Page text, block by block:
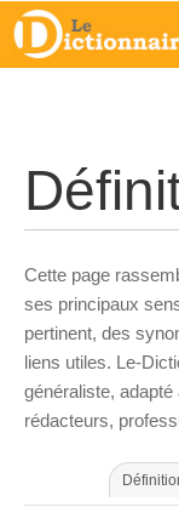
Cette page
ses principaux
pertinent, des
liens utiles. Le-
généraliste,
rédacteurs,